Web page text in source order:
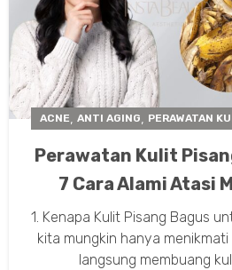
ACNE, ANTI AGING, PERAWATAN
Perawatan Kulit
7 Cara Alami Atasi
1. Kenapa Kulit Pisang Bagus
kita mungkin hanya
langsung membuang